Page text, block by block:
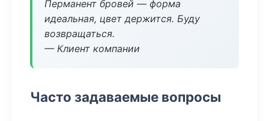
Перманент бровей — форма
идеальная, цвет держится. Буду
возвращаться.
— Клиент компании
Часто задаваемые вопросы